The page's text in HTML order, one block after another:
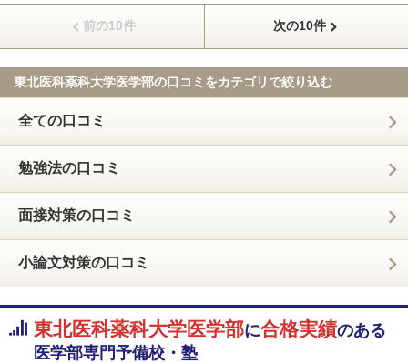
前の10件 次の10件
東北医科薬科大学医学部の口コミをカテゴリで絞り込む
全ての口コミ
勉強法の口コミ
面接対策の口コミ
小論文対策の口コミ
東北医科薬科大学医学部に合格実績のある
医学部専門予備校・塾